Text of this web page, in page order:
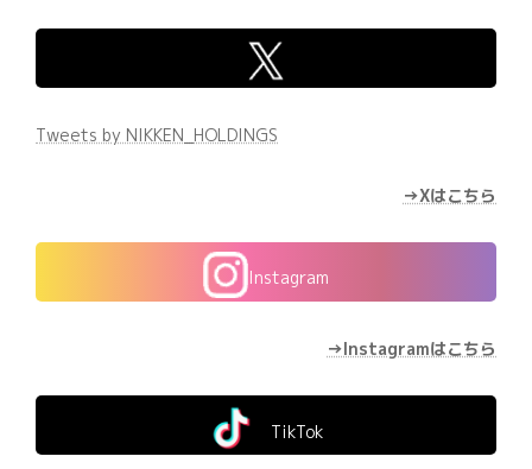
Tweets by NIKKEN_HOLDINGS
→Xはこちら
Instagram
→Instagramはこちら
TikTok